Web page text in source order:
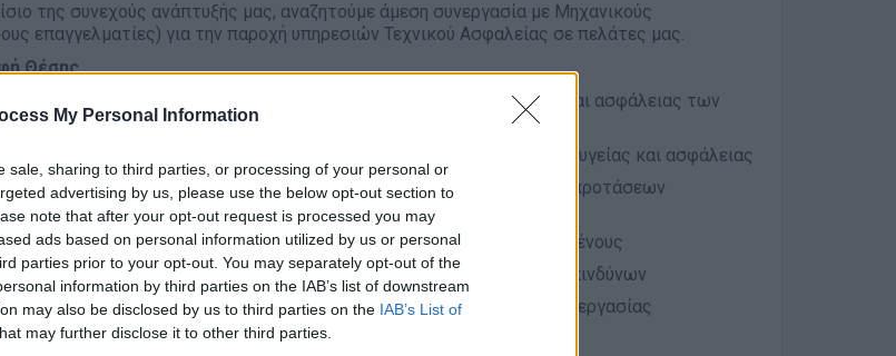
My Personal Information
sale, sharing to third parties, or processing of your personal or
advertising by us, please use the below opt-out section to
note that after your opt-out request is processed you may
ads based on personal information utilized by us or personal
parties prior to your opt-out. You may separately opt-out of the
information by third parties on the IAB’s list of downstream
may also be disclosed by us to third parties on the IAB’s List of
may further disclose it to other third parties.
της συνεχούς ανάπτυξής μας, αναζητούμε άμεση συνεργασία με Μηχανικούς
επαγγελματίες) για την παροχή υπηρεσιών Τεχνικού Ασφαλείας σε πελάτες μας.
Θέσης
συμβουλών και υποδείξεων προς τον εργοδότη για θέματα υγείας και ασφάλειας των
με στόχο την πρόληψη εργατικών ατυχημάτων
χώρων εργασίας και παρακολούθηση της τήρησης των μέτρων υγείας και ασφάλειας
κινδύνων και παραλείψεων σε θέματα ασφάλειας και υποβολή προτάσεων
της ορθής εφαρμογής των μέτρων προστασίας από τους εργαζομένους
και καθοδήγηση προσωπικού για την πρόληψη επαγγελματικών κινδύνων
στην ανάπτυξη κουλτούρας υγείας και ασφάλειας στους χώρους εργασίας